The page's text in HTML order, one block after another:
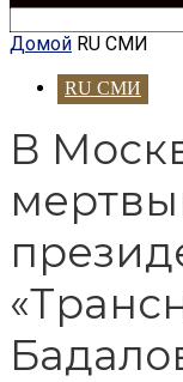
Домой RU СМИ
RU СМИ
В